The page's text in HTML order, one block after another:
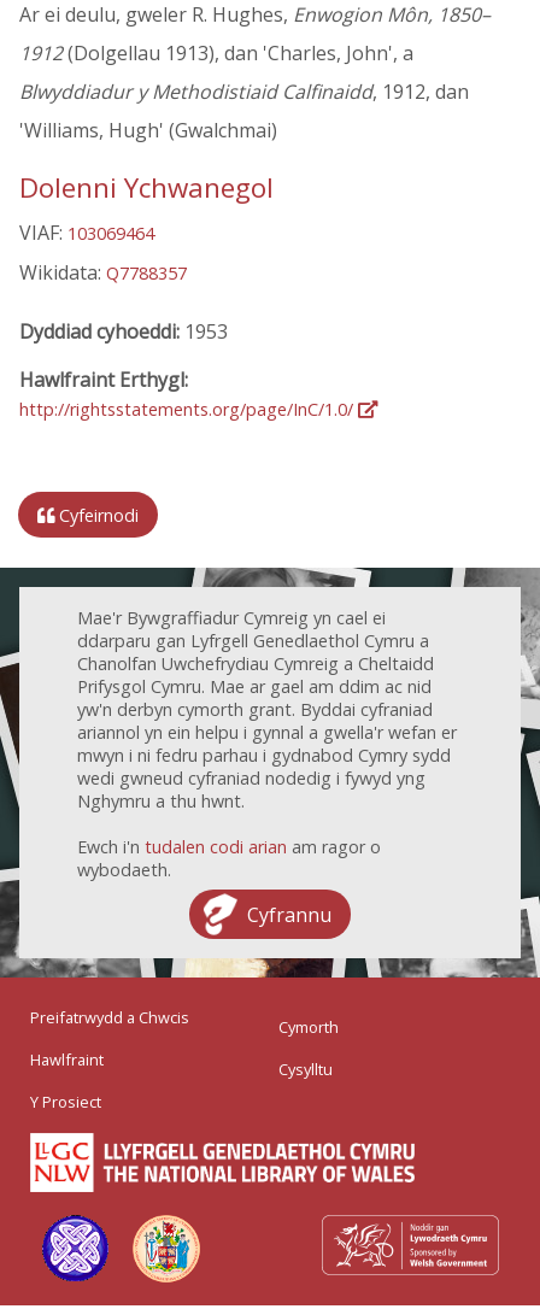
Ar ei deulu, gweler R. Hughes, Enwogion Môn, 1850–
1912(Dolgellau 1913), dan 'Charles, John', a
Blwyddiadur y Methodistiaid Calfinaidd, 1912, dan
'Williams, Hugh' (Gwalchmai)
Dolenni Ychwanegol
VIAF: 103069464
Wikidata: Q7788357
Dyddiad cyhoeddi: 1953
Hawlfraint Erthygl:
http://rightsstatements.org/page/InC/1.0/
Cyfeirnodi
Mae'r Bywgraffiadur Cymreig yn cael ei
ddarparu gan Lyfrgell Genedlaethol Cymru a
Chanolfan Uwchefrydiau Cymreig a Cheltaidd
Prifysgol Cymru. Mae ar gael am ddim ac nid
yw'n derbyn cymorth grant. Byddai cyfraniad
ariannol yn ein helpu i gynnal a gwella'r wefan er
mwyn i ni fedru parhau i gydnabod Cymry sydd
wedi gwneud cyfraniad nodedig i fywyd yng
Nghymru a thu hwnt.
Ewch i'n tudalen codi arian am ragor o
wybodaeth.
Cyfrannu
Preifatrwydd a Chwcis
Hawlfraint
Y Prosiect
Cymorth
Cysylltu